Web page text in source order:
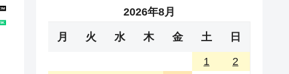
2026年8月
月 火 水 木 金 土 日
1
2